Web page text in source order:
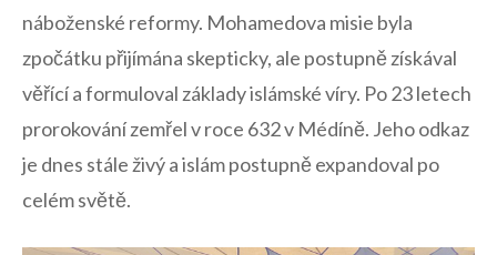
náboženské reformy. ‌Mohamedova misie‌ byla‌
zpočátku přijímána skepticky, ale postupně získával
⁢věřící a formuloval základy⁢ islámské víry.‌ Po 23 letech
prorokování‌ zemřel v roce ⁢632⁤ v Médíně.‍ Jeho odkaz
je dnes stále ‌živý ​a islám ⁤postupně expandoval po
celém světě.